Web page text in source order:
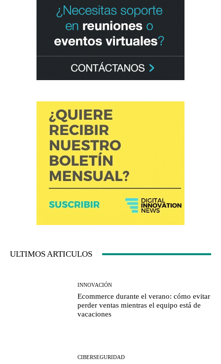
ULTIMOS ARTICULOS
INNOVACIÓN
Ecommerce durante el verano: cómo evitar
perder ventas mientras el equipo está de
vacaciones
CIBERSEGURIDAD